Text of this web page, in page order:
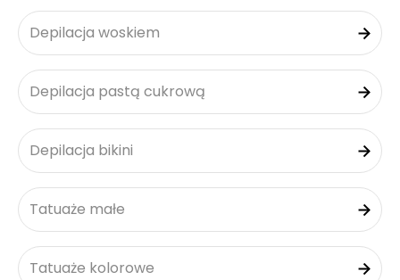
Depilacja woskiem
Depilacja pastą cukrową
Depilacja bikini
Tatuaże małe
Tatuaże kolorowe